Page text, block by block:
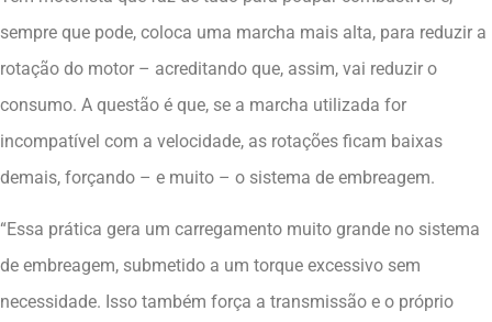
sempre que pode, coloca uma marcha mais alta, para reduzir a
rotação do motor – acreditando que, assim, vai reduzir o
consumo. A questão é que, se a marcha utilizada for
incompatível com a velocidade, as rotações ficam baixas
demais, forçando – e muito – o sistema de embreagem.
“Essa prática gera um carregamento muito grande no sistema
de embreagem, submetido a um torque excessivo sem
necessidade. Isso também força a transmissão e o próprio